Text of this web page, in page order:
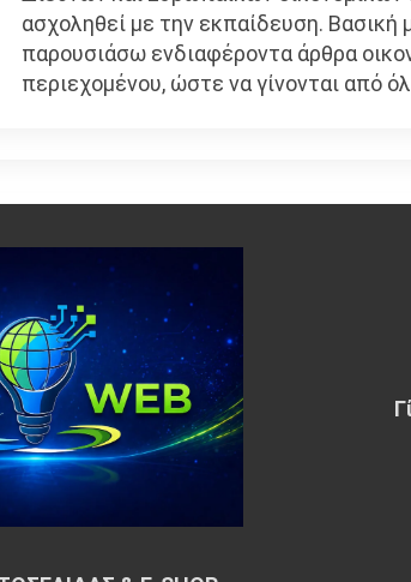
ασχοληθεί με την εκπαίδευση. Βασική
παρουσιάσω ενδιαφέροντα άρθρα
περιεχομένου, ώστε να γίνονται από